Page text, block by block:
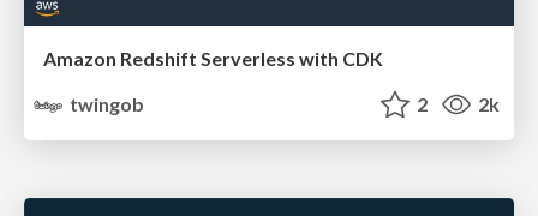
Amazon Redshift Serverless with CDK
twingob
2 2k